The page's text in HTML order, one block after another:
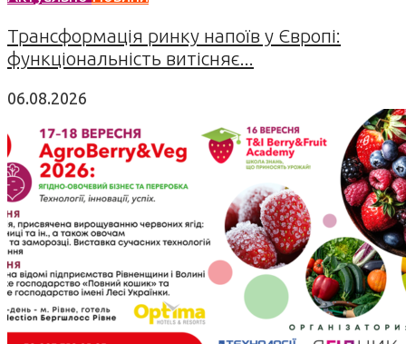
Трансформація ринку напоїв у Європі:
функціональність витісняє...
06.08.2026